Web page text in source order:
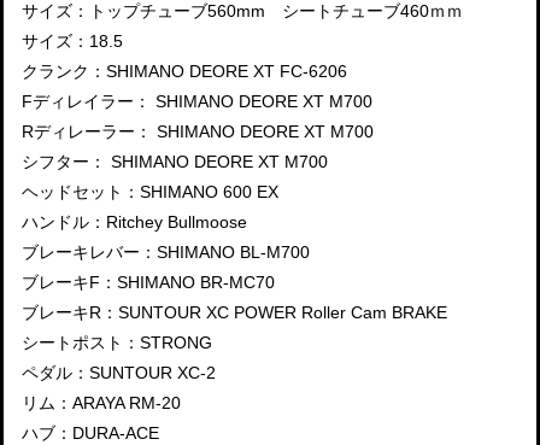
サイズ：トップチューブ560mm シートチューブ460ｍｍ
サイズ：18.5
クランク：SHIMANO DEORE XT FC-6206
Fディレイラー： SHIMANO DEORE XT M700
Rディレーラー： SHIMANO DEORE XT M700
シフター： SHIMANO DEORE XT M700
ヘッドセット：SHIMANO 600 EX
ハンドル：Ritchey Bullmoose
ブレーキレバー：SHIMANO BL-M700
ブレーキF：SHIMANO BR-MC70
ブレーキR：SUNTOUR XC POWER Roller Cam BRAKE
シートポスト：STRONG
ペダル：SUNTOUR XC-2
リム：ARAYA RM-20
ハブ：DURA-ACE